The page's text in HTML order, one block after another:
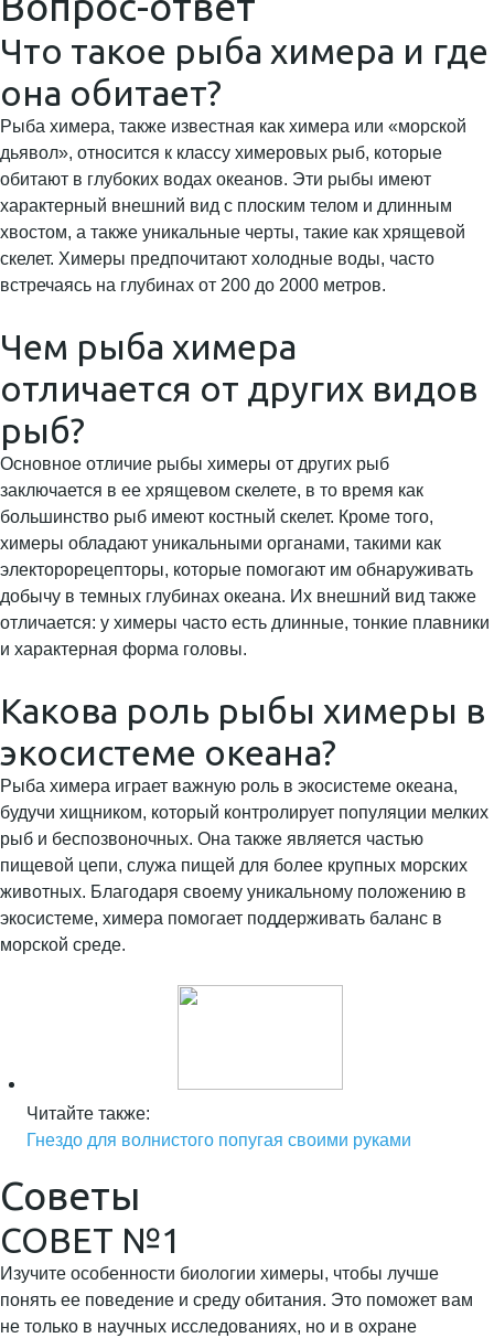
Что такое рыба химера и где
она обитает?
Рыба химера, также известная как химера или «морской
дьявол», относится к классу химеровых рыб, которые
обитают в глубоких водах океанов. Эти рыбы имеют
характерный внешний вид с плоским телом и длинным
хвостом, а также уникальные черты, такие как хрящевой
скелет. Химеры предпочитают холодные воды, часто
встречаясь на глубинах от 200 до 2000 метров.
Чем рыба химера
отличается от других видов
рыб?
Основное отличие рыбы химеры от других рыб
заключается в ее хрящевом скелете, в то время как
большинство рыб имеют костный скелет. Кроме того,
химеры обладают уникальными органами, такими как
электорорецепторы, которые помогают им обнаруживать
добычу в темных глубинах океана. Их внешний вид также
отличается: у химеры часто есть длинные, тонкие плавники
и характерная форма головы.
Какова роль рыбы химеры в
экосистеме океана?
Рыба химера играет важную роль в экосистеме океана,
будучи хищником, который контролирует популяции мелких
рыб и беспозвоночных. Она также является частью
пищевой цепи, служа пищей для более крупных морских
животных. Благодаря своему уникальному положению в
экосистеме, химера помогает поддерживать баланс в
морской среде.
Читайте также:
Гнездо для волнистого попугая своими руками
Советы
СОВЕТ №1
Изучите особенности биологии химеры, чтобы лучше
понять ее поведение и среду обитания. Это поможет вам
не только в научных исследованиях, но и в охране